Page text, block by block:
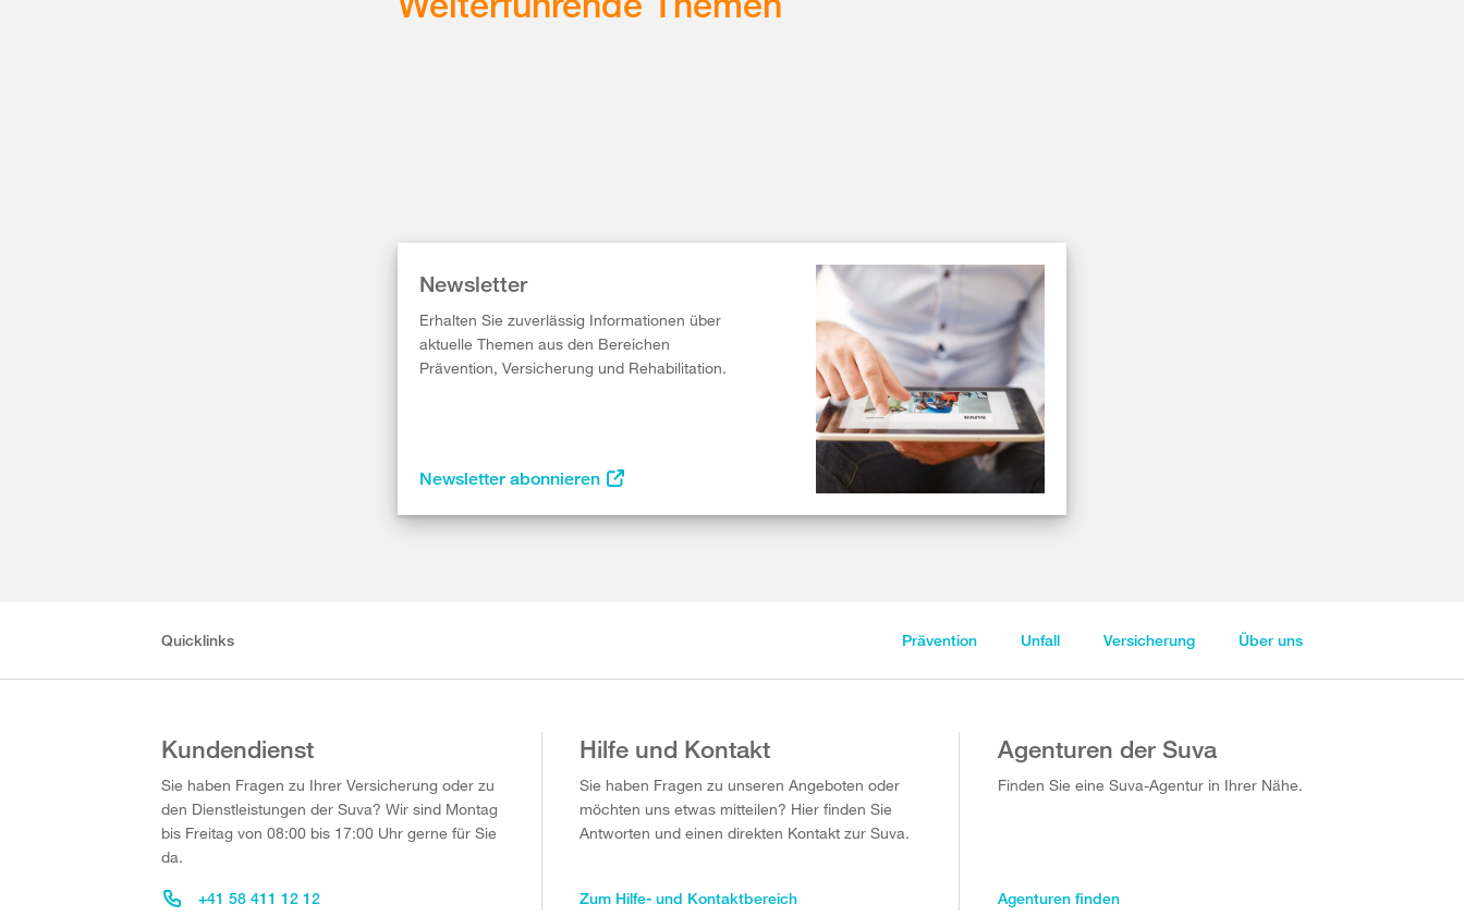
Newsletter
Erhalten Sie zuverlässig Informationen über
aktuelle Themen aus den Bereichen
Prävention, Versicherung und Rehabilitation.
Newsletter abonnieren
Quicklinks Prävention Unfall Versicherung Über uns
Kundendienst
Sie haben Fragen zu Ihrer Versicherung oder zu
den Dienstleistungen der Suva? Wir sind Montag
bis Freitag von 08:00 bis 17:00 Uhr gerne für Sie
da.
+41 58 411 12 12
Hilfe und Kontakt
Sie haben Fragen zu unseren Angeboten oder
möchten uns etwas mitteilen? Hier finden Sie
Antworten und einen direkten Kontakt zur Suva.
Zum Hilfe- und Kontaktbereich
Agenturen der Suva
Finden Sie eine Suva-Agentur in Ihrer Nähe.
Agenturen finden